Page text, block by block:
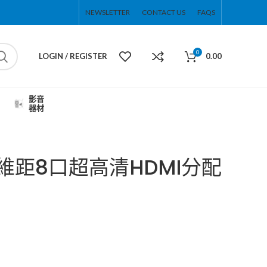
NEWSLETTER CONTACT US FAQS
LOGIN / REGISTER 0 0.00
影音
器材
距8口超高清HDMI分配